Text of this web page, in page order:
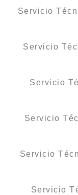
Servicio
Servicio
Servicio
Servicio
Servicio
Servicio